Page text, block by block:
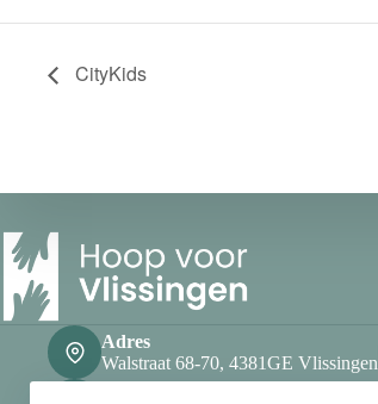
CityKids
Adres
Walstraat 68-70, 4381GE Vlissingen